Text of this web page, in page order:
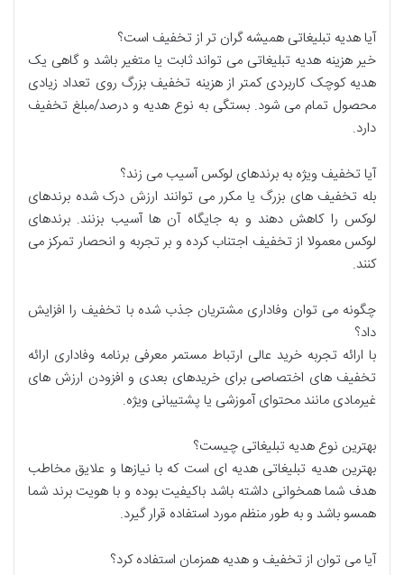
آیا هدیه تبلیغاتی همیشه گران تر از تخفیف است؟
خیر هزینه هدیه تبلیغاتی می تواند ثابت یا متغیر باشد و گاهی یک
هدیه کوچک کاربردی کمتر از هزینه تخفیف بزرگ روی تعداد زیادی
محصول تمام می شود. بستگی به نوع هدیه و درصد/مبلغ تخفیف
دارد.
آیا تخفیف ویژه به برندهای لوکس آسیب می زند؟
بله تخفیف های بزرگ یا مکرر می توانند ارزش درک شده برندهای
لوکس را کاهش دهند و به جایگاه آن ها آسیب بزنند. برندهای
لوکس معمولا از تخفیف اجتناب کرده و بر تجربه و انحصار تمرکز می
کنند.
چگونه می توان وفاداری مشتریان جذب شده با تخفیف را افزایش
داد؟
با ارائه تجربه خرید عالی ارتباط مستمر معرفی برنامه وفاداری ارائه
تخفیف های اختصاصی برای خریدهای بعدی و افزودن ارزش های
غیرمادی مانند محتوای آموزشی یا پشتیبانی ویژه.
بهترین نوع هدیه تبلیغاتی چیست؟
بهترین هدیه تبلیغاتی هدیه ای است که با نیازها و علایق مخاطب
هدف شما همخوانی داشته باشد باکیفیت بوده و با هویت برند شما
همسو باشد و به طور منظم مورد استفاده قرار گیرد.
آیا می توان از تخفیف و هدیه همزمان استفاده کرد؟